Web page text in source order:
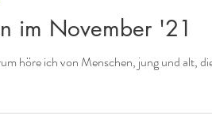
im November '21
höre ich von Menschen, jung und alt,